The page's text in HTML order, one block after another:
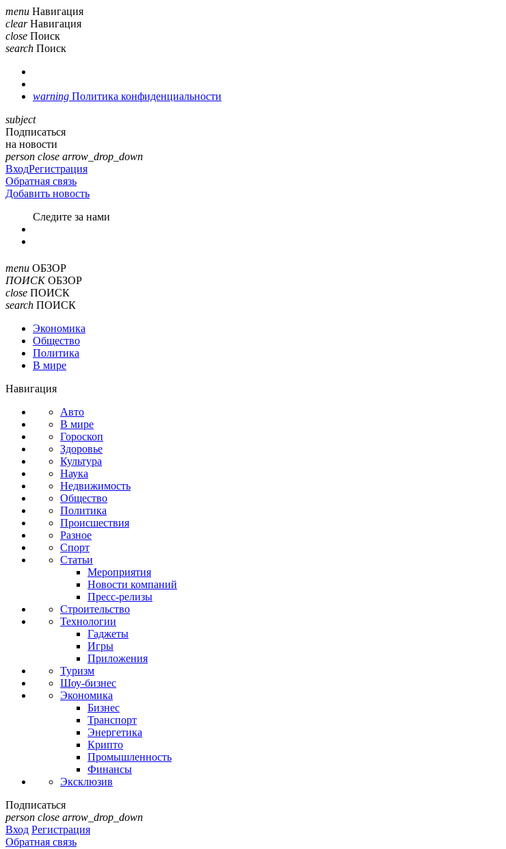
menu Навигация
clear Навигация
close Поиск
search Поиск
warning Политика конфиденциальности
subject
Подписаться
на новости
person close arrow_drop_down
ВходРегистрация
Обратная связь
Добавить новость
Cледите за нами
menu ОБЗОР
ПОИСК ОБЗОР
close ПОИСК
search ПОИСК
Экономика
Общество
Политика
В мире
Навигация
Авто
В мире
Гороскоп
Здоровье
Культура
Наука
Недвижимость
Общество
Политика
Происшествия
Разное
Спорт
Статьи
Мероприятия
Новости компаний
Пресс-релизы
Строительство
Технологии
Гаджеты
Игры
Приложения
Туризм
Шоу-бизнес
Экономика
Бизнес
Транспорт
Энергетика
Крипто
Промышленность
Финансы
Эксклюзив
Подписаться
person close arrow_drop_down
Вход Регистрация
Обратная связь